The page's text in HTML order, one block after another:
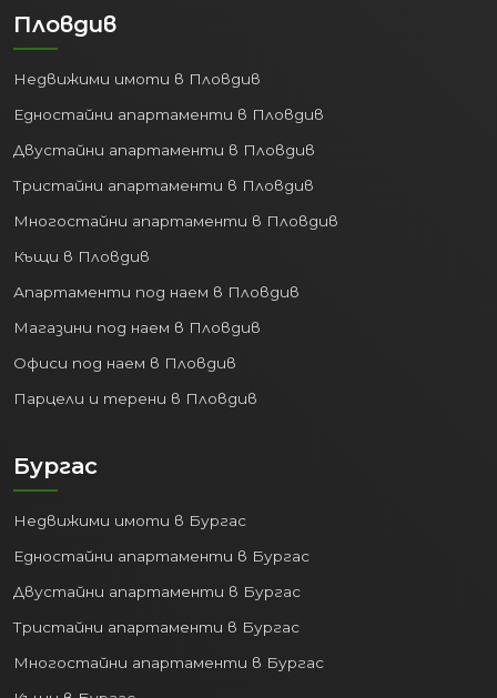
3. Високо качество на
Животът във Варна предлага
на големия град и спокойствието на
морския курорт:
Природни дадености:Красиви
плажове, обширна Морска градина за
разходки и отдих, чист въздух.
музеи, галерии, целогодишни
фестивали и събития.
Образование и Здравеопазване:
Технически университет,
добри училища, модерни болници и
медицински центрове.
ресторанти, кафенета, барове,
клубове и търговски центрове.
4. Разнообразен пазар на
Пловдив
Недвижими имоти в Пловдив
Едностайни апартаменти в Пловдив
Двустайни апартаменти в Пловдив
Тристайни апартаменти в Пловдив
Многостайни апартаменти в Пловдив
Къщи в Пловдив
Апартаменти под наем в Пловдив
Магазини под наем в Пловдив
Офиси под наем в Пловдив
Парцели и терени в Пловдив
Бургас
Недвижими имоти в Бургас
Едностайни апартаменти в Бургас
Двустайни апартаменти в Бургас
Тристайни апартаменти в Бургас
Многостайни апартаменти в Бургас